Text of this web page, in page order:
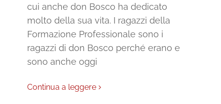
cui anche don Bosco ha dedicato
molto della sua vita. I ragazzi della
Formazione Professionale sono i
ragazzi di don Bosco perché erano e
sono anche oggi
Continua a leggere